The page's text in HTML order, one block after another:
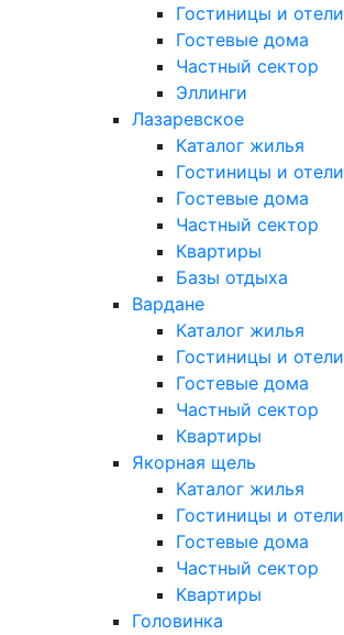
Гостиницы и отели
Гостевые дома
Частный сектор
Эллинги
Лазаревское
Каталог жилья
Гостиницы и отели
Гостевые дома
Частный сектор
Квартиры
Базы отдыха
Вардане
Каталог жилья
Гостиницы и отели
Гостевые дома
Частный сектор
Квартиры
Якорная щель
Каталог жилья
Гостиницы и отели
Гостевые дома
Частный сектор
Квартиры
Головинка